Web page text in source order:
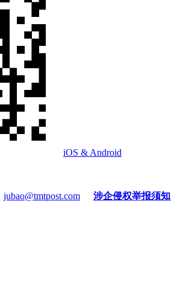
iOS & Android
jubao@tmtpost.com 涉企侵权举报须知